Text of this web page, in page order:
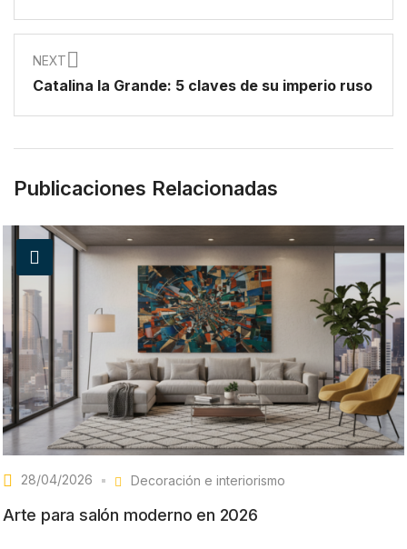
NEXT
Catalina la Grande: 5 claves de su imperio ruso
Publicaciones Relacionadas
28/04/2026 Decoración e interiorismo
Arte para salón moderno en 2026